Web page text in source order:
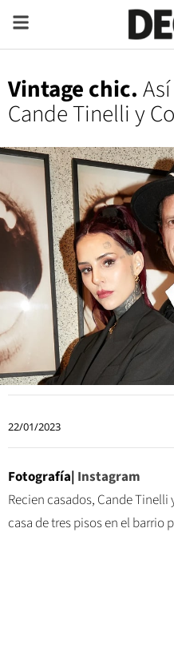
Vintage chic.
Cande Tinelli y
22/01/2023
Fotografía| Instagram
Recien casados, Cande
casa de tres pisos en el barrio